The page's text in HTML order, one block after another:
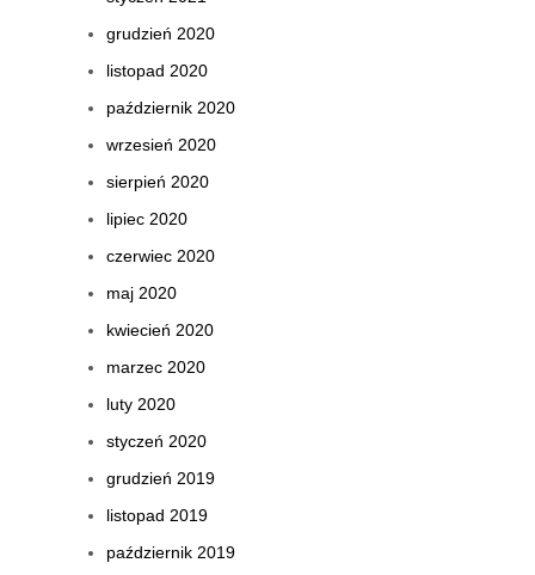
grudzień 2020
listopad 2020
październik 2020
wrzesień 2020
sierpień 2020
lipiec 2020
czerwiec 2020
maj 2020
kwiecień 2020
marzec 2020
luty 2020
styczeń 2020
grudzień 2019
listopad 2019
październik 2019